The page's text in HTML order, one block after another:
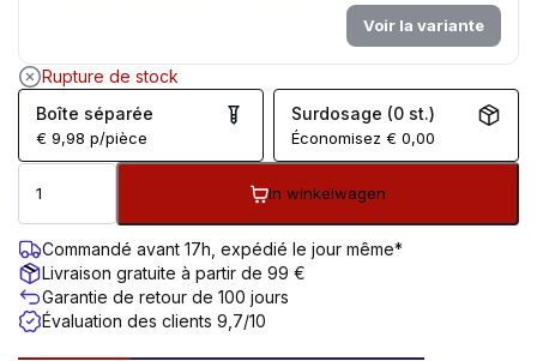
Voir la variante
Rupture de stock
Boîte séparée
€ 9,98 p/pièce
Surdosage (0 st.)
Économisez€ 0,00
In winkelwagen
Commandé avant 17h, expédié le jour même*
Livraison gratuite à partir de 99 €
Garantie de retour de 100 jours
Évaluation des clients 9,7/10